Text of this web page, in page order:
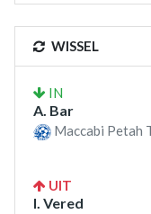
WISSEL
IN
A. Bar
Maccabi Petah
UIT
I. Vered